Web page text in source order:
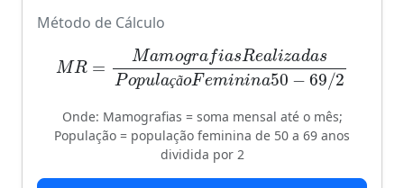
Método de Cálculo
çã
grafasRealizadasPopula
eminina50−69/2
Onde: Mamografias = soma mensal até o mês;
População = população feminina de 50 a 69 anos
dividida por 2